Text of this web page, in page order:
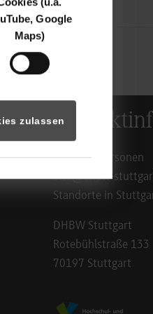
Google
Maps)
zulassen
Ansprechpersonen
info@dhbw-
Standorte in
DHBW Stuttgart
Rotebühlstraße 133
70197 Stuttgart